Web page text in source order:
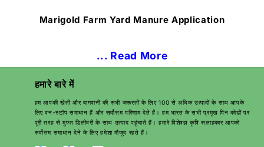
Marigold Farm Yard Manure Application
... Read More
हमारे बारे में
हम आपकी खेती और बागवानी की सभी जरूरतों के लिए 100 से अधिक उत्पादों के साथ आपके
लिए वन-स्टॉप समाधान हैं और सर्वोत्तम परिणाम देते हैं। हम भारत के सभी प्रमुख पिन कोडों पर
पूरी तरह से मुफ्त डिलीवरी के साथ उत्पाद पहुंचाते हैं। हमारे विशेषज्ञ कृषि सलाहकार आपको
सर्वोत्तम समाधान देने के लिए हमेशा मौजूद रहते हैं।